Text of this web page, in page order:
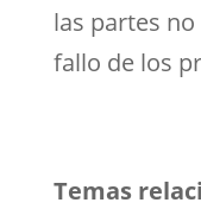
las partes
fallo de los
Temas